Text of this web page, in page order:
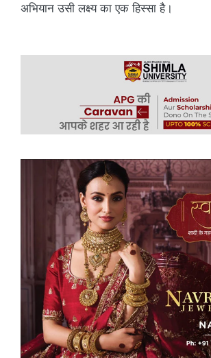
अभियान उसी लक्ष्य का एक हिस्सा है।